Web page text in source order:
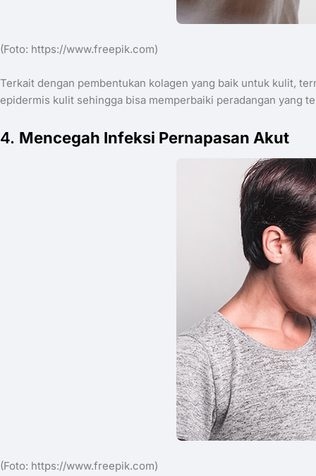
(Foto: ​https://www.freepik.com)
Terkait dengan pembentukan kolagen yang baik untuk kulit,
epidermis kulit sehingga bisa memperbaiki peradangan yang
​4. Mencegah Infeksi Pernapasan Akut
(Foto: ​https://www.freepik.com)